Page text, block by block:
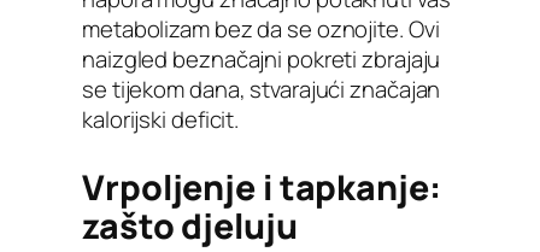
metabolizam bez da se oznojite. Ovi
naizgled beznačajni pokreti zbrajaju
se tijekom dana, stvarajući značajan
kalorijski deficit.
Vrpoljenje i tapkanje:
zašto djeluju